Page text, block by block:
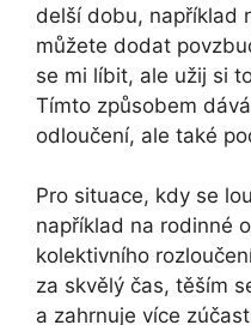
delší dobu, například
můžete dodat
se mi líbit, ale užij si
Tímto způsobem
odloučení, ale také
Pro situace, kdy se
například na rodinné
kolektivního
za skvělý čas, těším
a zahrnuje více